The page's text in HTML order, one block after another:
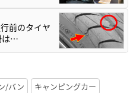
前のタイヤ
は…
/バン
キャンピングカー